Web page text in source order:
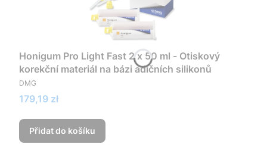
Honigum Pro Light Fast 2 x 50 ml - Otiskový
korekční materiál na bázi adičních silikonů
VÝROBCE
DMG
Cena
179,19 zł
Přidat do košíku